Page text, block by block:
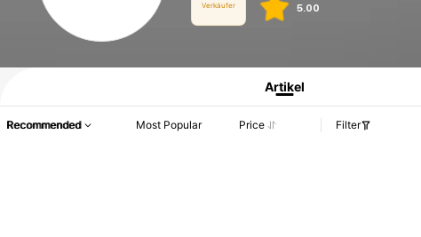
Verkäufer 5.00
Produktinformation: Preisangabe, Verkaufs- und Lagerbestandsdetails.
Artikel
Recommended Most Popular Price Filter